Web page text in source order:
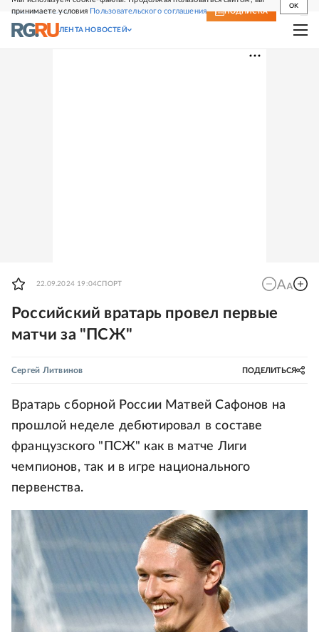
принимаете условия Пользовательского соглашения
OK
СВЕЖИЙ НОМЕР ПОДПИСКА
ЛЕНТА НОВОСТЕЙ
22.09.2024 19:04СПОРТ
Российский вратарь провел первые
матчи за "ПСЖ"
Сергей Литвинов ПОДЕЛИТЬСЯ
Вратарь сборной России Матвей Сафонов на
прошлой неделе дебютировал в составе
французского "ПСЖ" как в матче Лиги
чемпионов, так и в игре национального
первенства.